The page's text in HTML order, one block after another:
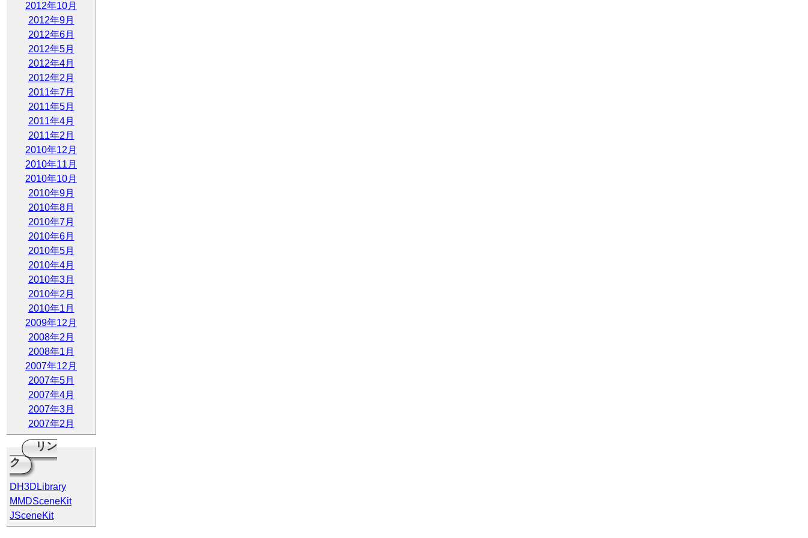
2012年10月
2012年9月
2012年6月
2012年5月
2012年4月
2012年2月
2011年7月
2011年5月
2011年4月
2011年2月
2010年12月
2010年11月
2010年10月
2010年9月
2010年8月
2010年7月
2010年6月
2010年5月
2010年4月
2010年3月
2010年2月
2010年1月
2009年12月
2008年2月
2008年1月
2007年12月
2007年5月
2007年4月
2007年3月
2007年2月
リン
ク
DH3DLibrary
MMDSceneKit
JSceneKit